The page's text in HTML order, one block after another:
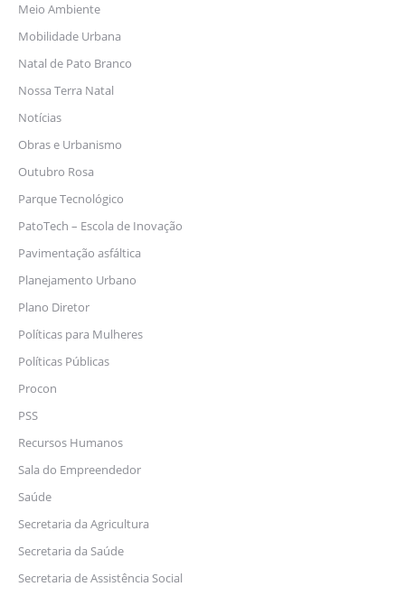
Meio Ambiente
Mobilidade Urbana
Natal de Pato Branco
Nossa Terra Natal
Notícias
Obras e Urbanismo
Outubro Rosa
Parque Tecnológico
PatoTech – Escola de Inovação
Pavimentação asfáltica
Planejamento Urbano
Plano Diretor
Políticas para Mulheres
Políticas Públicas
Procon
PSS
Recursos Humanos
Sala do Empreendedor
Saúde
Secretaria da Agricultura
Secretaria da Saúde
Secretaria de Assistência Social